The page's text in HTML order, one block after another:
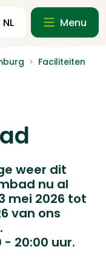
NL Menu
> Faciliteiten
weer dit
nu al
mei 2026 tot
van ons
- 20:00 uur.